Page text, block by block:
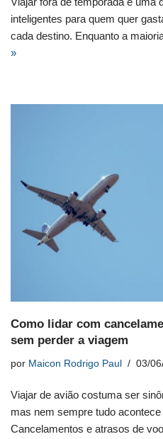
inteligentes para quem quer
cada destino. Enquanto a
»
Como lidar com
sem perder a viagem
por Maicon Rodrigo Paul 03/
Viajar de avião costuma ser
mas nem sempre tudo
Cancelamentos e atrasos de